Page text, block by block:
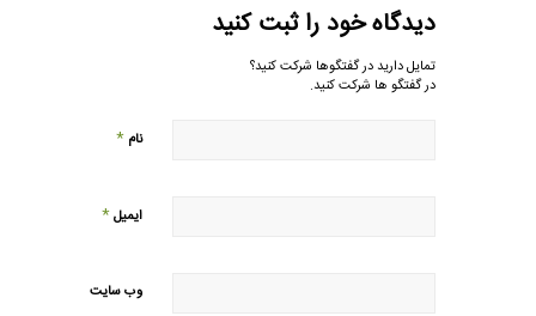
دیدگاه خود را ثبت کنید
تمایل دارید در گفتگوها شرکت کنید؟
در گفتگو ها شرکت کنید.
نام *
ایمیل*
وب‌ سایت